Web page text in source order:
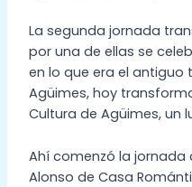
La segunda jornada
por una de ellas se
en lo que era el antiguo
Agüimes, hoy
Cultura de Agüimes, un
Ahí comenzó la jornada
Alonso de Casa